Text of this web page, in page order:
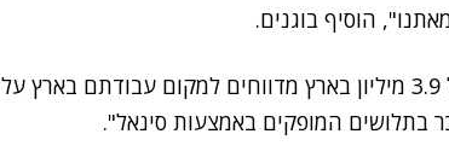
הוסיף בוגנים.
לדבריו, "2.2 מיליון עובדים מתוך כלל 3.9 מיליון בארץ מדווחים למקום
בתלושים המופקים באמצעות סינאל".